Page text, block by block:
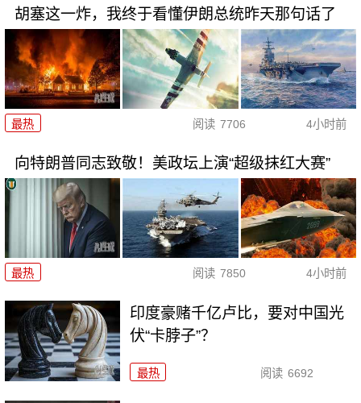
胡塞这一炸，我终于看懂伊朗总统昨天那句话了
最热 阅读 7706 4小时前
向特朗普同志致敬！美政坛上演“超级抹红大赛”
最热 阅读 7850 4小时前
印度豪赌千亿卢比，要对中国光
伏“卡脖子”？
最热 阅读 6692